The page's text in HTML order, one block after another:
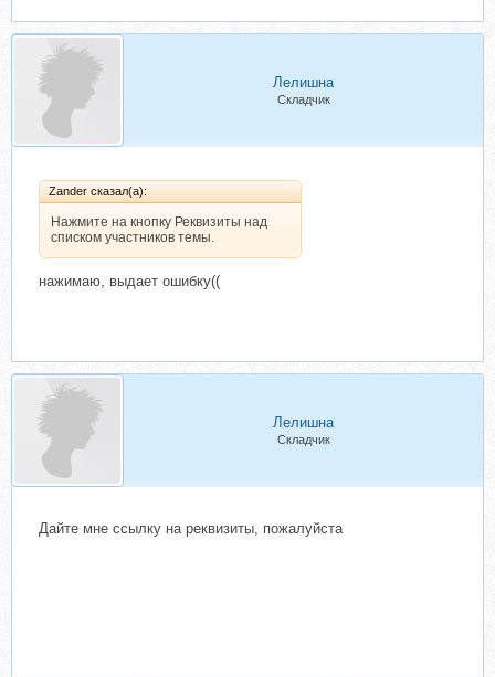
Лелишна
Складчик
Zander сказал(а):
Нажмите на кнопку Реквизиты над
списком участников темы.
нажимаю, выдает ошибку((
Лелишна
Складчик
Дайте мне ссылку на реквизиты, пожалуйста